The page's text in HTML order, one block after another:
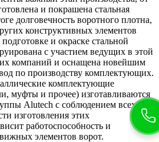
и покрашена стальная
долговечность воротного плотна,
конструктивных элементов
и окраске стальной
с участием ведущих в этой
компаний и оснащена новейшим
по производству комплектующих.
комплектующие
муфты и прочее) изготавливаются
Alutech с соблюдением всех по
изготовления этих
работоспособность и
элементов ворот.